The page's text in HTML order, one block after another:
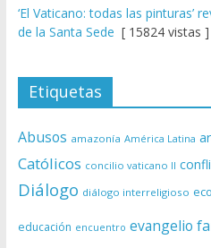
‘El Vaticano: todas las pinturas’
de la Santa Sede [ 15824 vistas ]
Etiquetas
Abusos amazonía América Latina
Católicos concilio vaticano II
Diálogo diálogo interreligioso
educación encuentro evangelio